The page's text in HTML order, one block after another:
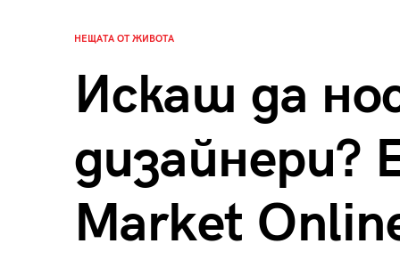
НЕЩАТА ОТ ЖИВОТА
Искаш да
дизайнери?
MarketSummer Prelude: как